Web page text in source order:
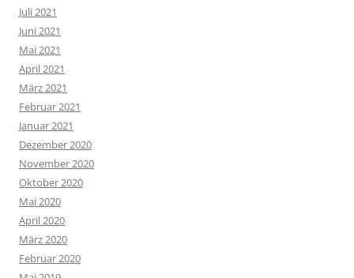
Juli 2021
Juni 2021
Mai 2021
April 2021
März 2021
Februar 2021
Januar 2021
Dezember 2020
November 2020
Oktober 2020
Mai 2020
April 2020
März 2020
Februar 2020